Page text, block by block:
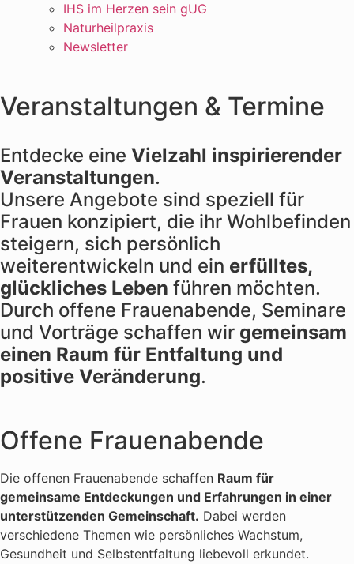
IHS im Herzen sein gUG
Naturheilpraxis
Newsletter
Veranstaltungen & Termine
Entdecke eine Vielzahl inspirierender
Veranstaltungen.
Unsere Angebote sind speziell für
Frauen konzipiert, die ihr Wohlbefinden
steigern, sich persönlich
weiterentwickeln und ein erfülltes,
glückliches Leben führen möchten.
Durch offene Frauenabende, Seminare
und Vorträge schaffen wir gemeinsam
einen Raum für Entfaltung und
positive Veränderung.
Offene Frauenabende
Die offenen Frauenabende schaffen Raum für
gemeinsame Entdeckungen und Erfahrungen in einer
unterstützenden Gemeinschaft. Dabei werden
verschiedene Themen wie persönliches Wachstum,
Gesundheit und Selbstentfaltung liebevoll erkundet.